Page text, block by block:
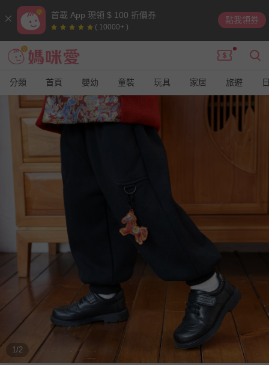
首載 App 現領 $ 100 折價券
( 10000+ )
點我領券
分類 首頁 嬰幼 童裝 玩具 家居 旅遊
1/2